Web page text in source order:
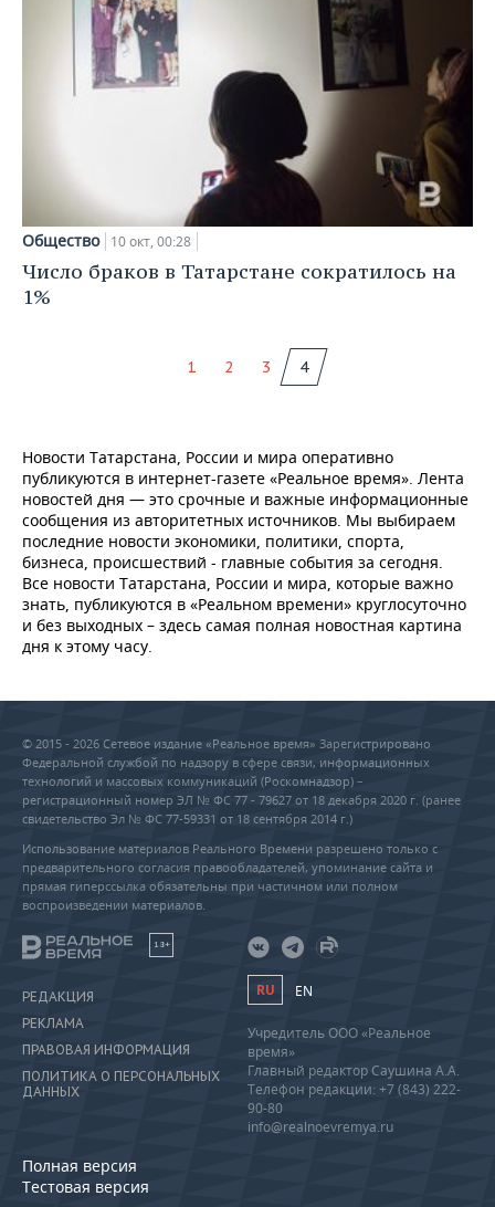
Общество 10 окт, 00:28
Число браков в Татарстане сократилось на
1%
1 2 3 4
Новости Татарстана, России и мира оперативно
публикуются в интернет-газете «Реальное время». Лента
новостей дня — это срочные и важные информационные
сообщения из авторитетных источников. Мы выбираем
последние новости экономики, политики, спорта,
бизнеса, происшествий - главные события за сегодня.
Все новости Татарстана, России и мира, которые важно
знать, публикуются в «Реальном времени» круглосуточно
и без выходных – здесь самая полная новостная картина
дня к этому часу.
© 2015 - 2026 Сетевое издание «Реальное время» Зарегистрировано
Федеральной службой по надзору в сфере связи, информационных
технологий и массовых коммуникаций (Роскомнадзор) –
регистрационный номер ЭЛ № ФС 77 - 79627 от 18 декабря 2020 г. (ранее
свидетельство Эл № ФС 77-59331 от 18 сентября 2014 г.)
Использование материалов Реального Времени разрешено только с
предварительного согласия правообладателей, упоминание сайта и
прямая гиперссылка обязательны при частичном или полном
воспроизведении материалов.
18+
РЕДАКЦИЯ
РЕКЛАМА
ПРАВОВАЯ ИНФОРМАЦИЯ
ПОЛИТИКА О ПЕРСОНАЛЬНЫХ
ДАННЫХ
Полная версия
Тестовая версия
RU EN
Учредитель ООО «Реальное
время»
Главный редактор Саушина А.А.
Телефон редакции: +7 (843) 222-
90-80
info@realnoevremya.ru